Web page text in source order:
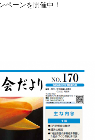
ペーンを開催中！